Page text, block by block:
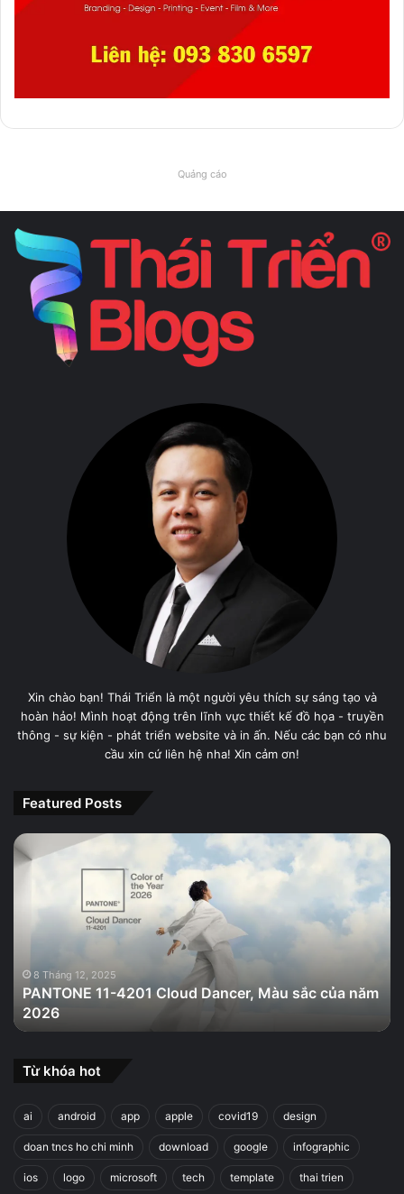
Quảng cáo
Xin chào bạn! Thái Triển là một người yêu thích sự sáng tạo và
hoàn hảo! Mình hoạt động trên lĩnh vực thiết kế đồ họa - truyền
thông - sự kiện - phát triển website và in ấn. Nếu các bạn có nhu
cầu xin cứ liên hệ nha! Xin cảm ơn!
Featured Posts
PANTONE
11-
Màu
của
năm
2026
8 Tháng 12, 2025
PANTONE 11-4201 Cloud Dancer, Màu sắc của năm
2026
Từ khóa hot
ai android app apple covid19 design
doan tncs ho chi minh download google infographic
ios logo microsoft tech template thai trien